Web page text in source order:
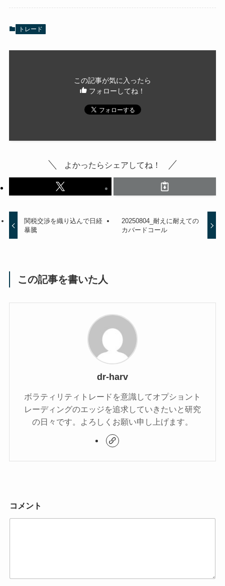
トレード
この記事が気に入ったら
フォローしてね！
よかったらシェアしてね！
関税交渉を織り込んで日経
暴騰
20250804_耐えに耐えての
カバードコール
この記事を書いた人
dr-harv
ボラティリティトレードを意識してオプショント
レーディングのエッジを追求していきたいと研究
の日々です。よろしくお願い申し上げます。
コメント